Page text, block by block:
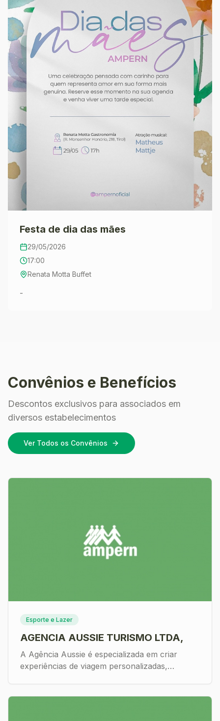
Consolidado como um importante momento de
integração, o Arraiá da AMPERN proporciona
um ambiente de confraternização, reencontros
e valorização da cultura nordestina, reunindo
diferentes gerações em torno de uma
programação especialmente preparada para a
ocasião. A festa contará com atrações musicais,
comidas típicas e elementos característicos dos
festejos juninos, preservando o clima acolhedor
e festivo que marca a tradição do evento. A
expectativa é de mais uma edição de grande
participação, reforçando o compromisso da
Associação em promover momentos de lazer,
interação e aproximação entre seus associados
e familiares.
Festa de dia das mães
29/05/2026
17:00
Renata Motta Buffet
-
Convênios e Benefícios
Descontos exclusivos para associados em
diversos estabelecimentos
Ver Todos os Convênios
Esporte e Lazer
AGENCIA AUSSIE TURISMO LTDA,
A Agência Aussie é especializada em criar
experiências de viagem personalizadas,